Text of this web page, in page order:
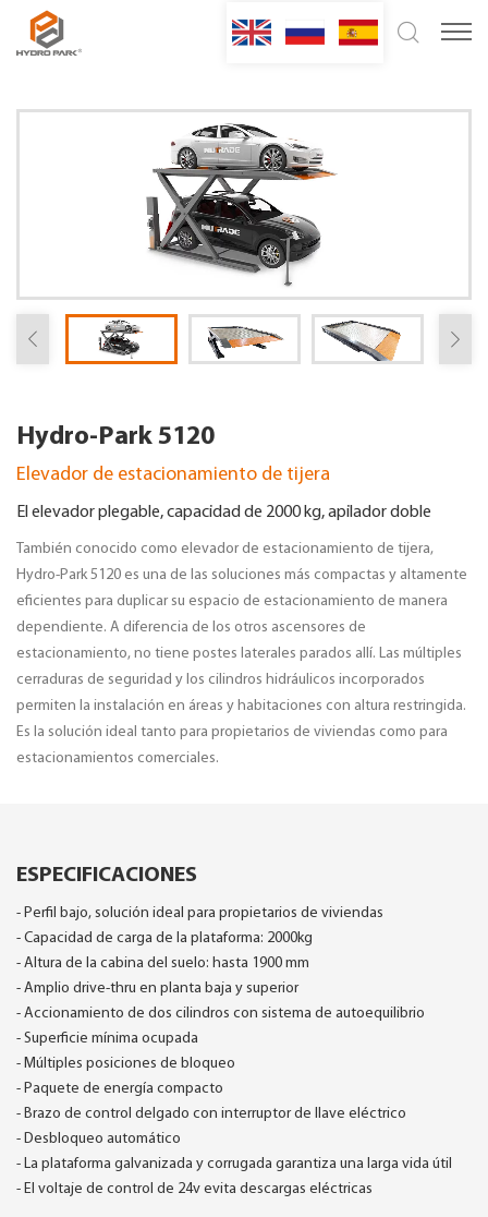
Hydro-Park 5120
Elevador de estacionamiento de tijera
El elevador plegable, capacidad de 2000 kg, apilador doble
También conocido como elevador de estacionamiento de tijera,
Hydro-Park 5120 es una de las soluciones más compactas y altamente
eficientes para duplicar su espacio de estacionamiento de manera
dependiente. A diferencia de los otros ascensores de
estacionamiento, no tiene postes laterales parados allí. Las múltiples
cerraduras de seguridad y los cilindros hidráulicos incorporados
permiten la instalación en áreas y habitaciones con altura restringida.
Es la solución ideal tanto para propietarios de viviendas como para
estacionamientos comerciales.
ESPECIFICACIONES
- Perfil bajo, solución ideal para propietarios de viviendas
- Capacidad de carga de la plataforma: 2000kg
- Altura de la cabina del suelo: hasta 1900 mm
- Amplio drive-thru en planta baja y superior
- Accionamiento de dos cilindros con sistema de autoequilibrio
- Superficie mínima ocupada
- Múltiples posiciones de bloqueo
- Paquete de energía compacto
- Brazo de control delgado con interruptor de llave eléctrico
- Desbloqueo automático
- La plataforma galvanizada y corrugada garantiza una larga vida útil
- El voltaje de control de 24v evita descargas eléctricas